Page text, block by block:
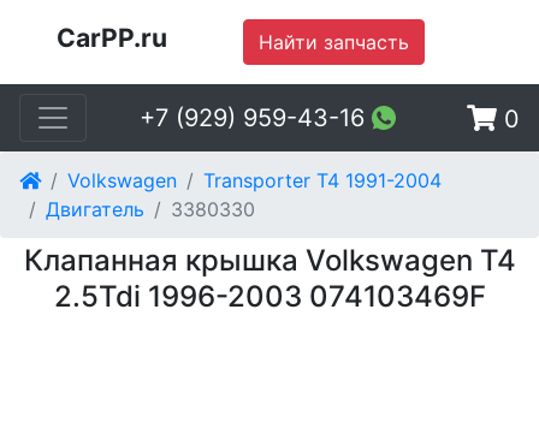
CarPP.ru Найти запчасть
+7 (929) 959-43-16 0
Volkswagen
Transporter T4 1991-2004
Двигатель
3380330
Клапанная крышка Volkswagen T4
2.5Tdi 1996-2003 074103469F